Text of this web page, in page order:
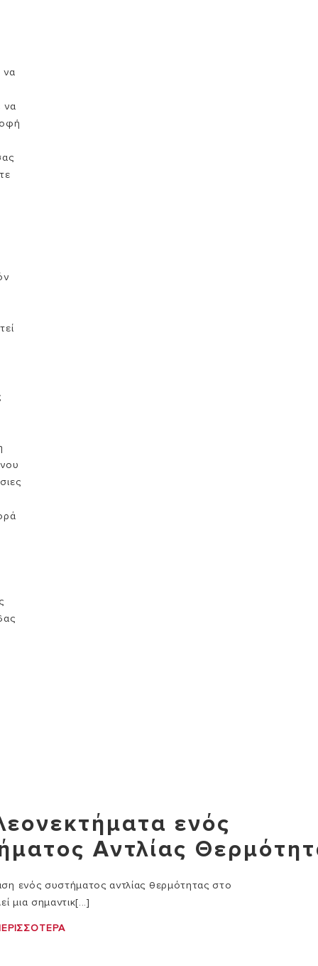
να
να
ενός
Αντλίας
ενός συστήματος αντλίας θερμότητας στο
μια σημαντικ[...]